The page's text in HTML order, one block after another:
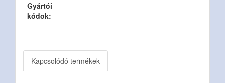
Gyártói
kódok:
Kapcsolódó termékek